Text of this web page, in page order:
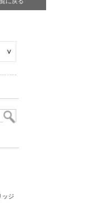
ッジ